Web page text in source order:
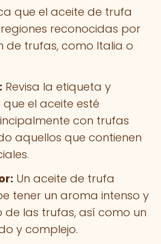
que el aceite de trufa
reconocidas por
de trufas, como Italia o
Revisa la etiqueta y
el aceite esté
con trufas
aquellos que contienen
Un aceite de trufa
tener un aroma intenso y
las trufas, así como un
y complejo.